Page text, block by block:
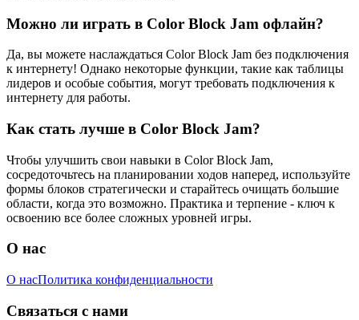
Можно ли играть в Color Block Jam офлайн?
Да, вы можете наслаждаться Color Block Jam без подключения
к интернету! Однако некоторые функции, такие как таблицы
лидеров и особые события, могут требовать подключения к
интернету для работы.
Как стать лучше в Color Block Jam?
Чтобы улучшить свои навыки в Color Block Jam,
сосредоточьтесь на планировании ходов наперед, используйте
формы блоков стратегически и старайтесь очищать большие
области, когда это возможно. Практика и терпение - ключ к
освоению все более сложных уровней игры.
О нас
О насПолитика конфиденциальности
Связаться с нами